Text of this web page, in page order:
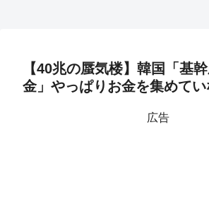
【40兆の蜃気楼】韓国「基
金」やっぱりお金を集めて
広告